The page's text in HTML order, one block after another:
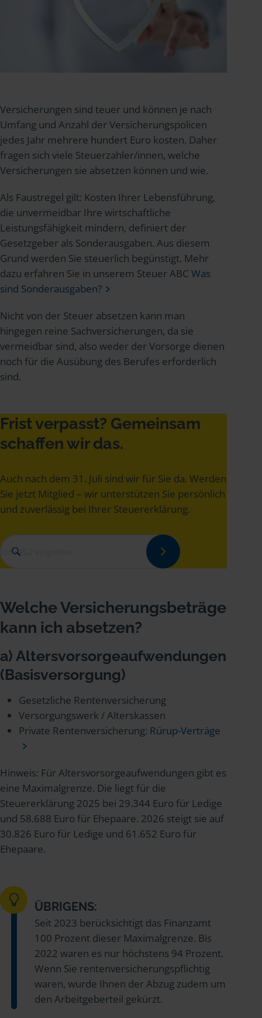
Versicherungen sind teuer und können je nach
Umfang und Anzahl der Versicherungspolicen
jedes Jahr mehrere hundert Euro kosten. Daher
fragen sich viele Steuerzahler/innen, welche
Versicherungen sie absetzen können und wie.
Als Faustregel gilt: Kosten Ihrer Lebensführung,
die unvermeidbar Ihre wirtschaftliche
Leistungsfähigkeit mindern, definiert der
Gesetzgeber als Sonderausgaben. Aus diesem
Grund werden Sie steuerlich begünstigt. Mehr
dazu erfahren Sie in unserem Steuer ABC Was
sind Sonderausgaben?
Nicht von der Steuer absetzen kann man
hingegen reine Sachversicherungen, da sie
vermeidbar sind, also weder der Vorsorge dienen
noch für die Ausübung des Berufes erforderlich
sind.
Frist verpasst? Gemeinsam
schaffen wir das.
Auch nach dem 31. Juli sind wir für Sie da. Werden
Sie jetzt Mitglied – wir unterstützen Sie persönlich
und zuverlässig bei Ihrer Steuererklärung.
Welche Versicherungsbeträge
kann ich absetzen?
a) Altersvorsorgeaufwendungen
(Basisversorgung)
Gesetzliche Rentenversicherung
Versorgungswerk / Alterskassen
Private Rentenversicherung: Rürup-Verträge
Hinweis: Für Altersvorsorgeaufwendungen gibt es
eine Maximalgrenze. Die liegt für die
Steuererklärung 2025 bei 29.344 Euro für Ledige
und 58.688 Euro für Ehepaare. 2026 steigt sie auf
30.826 Euro für Ledige und 61.652 Euro für
Ehepaare.
ÜBRIGENS:
Seit 2023 berücksichtigt das Finanzamt
100 Prozent dieser Maximalgrenze. Bis
2022 waren es nur höchstens 94 Prozent.
Wenn Sie rentenversicherungspflichtig
waren, wurde Ihnen der Abzug zudem um
den Arbeitgeberteil gekürzt.